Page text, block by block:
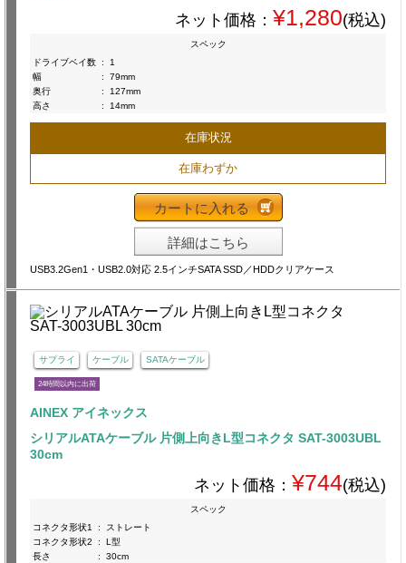
ネット価格： ¥1,280(税込)
スペック
ドライブベイ数 :
1
幅
:
79mm
奥行
:
127mm
高さ
: 14mm
在庫状況
在庫わずか
カートに入れる
詳細はこちら
USB3.2Gen1・USB2.0対応 2.5インチSATA SSD／HDDクリアケース
サプライ ケーブル SATAケーブル
24時間以内に出荷
AINEX アイネックス
シリアルATAケーブル 片側上向きL型コネクタ SAT-3003UBL
30cm
ネット価格： ¥744(税込)
スペック
コネクタ形状1
:
ストレート
コネクタ形状2
:
L型
長さ
: 30cm